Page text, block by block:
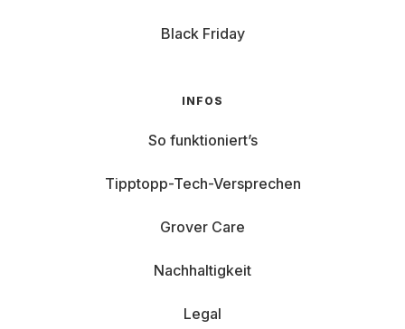
Black Friday
INFOS
So funktioniert’s
Tipptopp-Tech-Versprechen
Grover Care
Nachhaltigkeit
Legal